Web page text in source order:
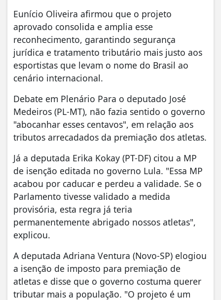
Eunício Oliveira afirmou que o projeto
aprovado consolida e amplia esse
reconhecimento, garantindo segurança
jurídica e tratamento tributário mais justo aos
esportistas que levam o nome do Brasil ao
cenário internacional.
Debate em Plenário Para o deputado José
Medeiros (PL-MT), não fazia sentido o governo
"abocanhar esses centavos", em relação aos
tributos arrecadados da premiação dos atletas.
Já a deputada Erika Kokay (PT-DF) citou a MP
de isenção editada no governo Lula. "Essa MP
acabou por caducar e perdeu a validade. Se o
Parlamento tivesse validado a medida
provisória, esta regra já teria
permanentemente abrigado nossos atletas",
explicou.
A deputada Adriana Ventura (Novo-SP) elogiou
a isenção de imposto para premiação de
atletas e disse que o governo costuma querer
tributar mais a população. "O projeto é um